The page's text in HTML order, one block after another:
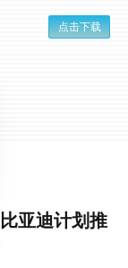
点击下载
亚迪计划推